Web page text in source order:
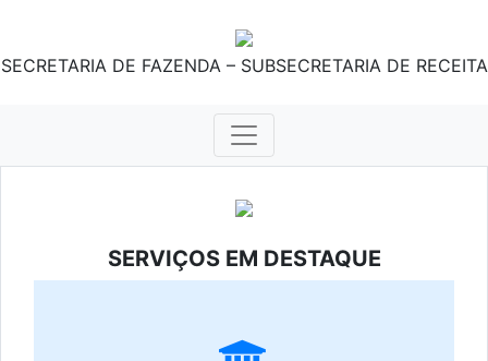
SECRETARIA DE FAZENDA – SUBSECRETARIA DE RECEITA
SERVIÇOS EM DESTAQUE